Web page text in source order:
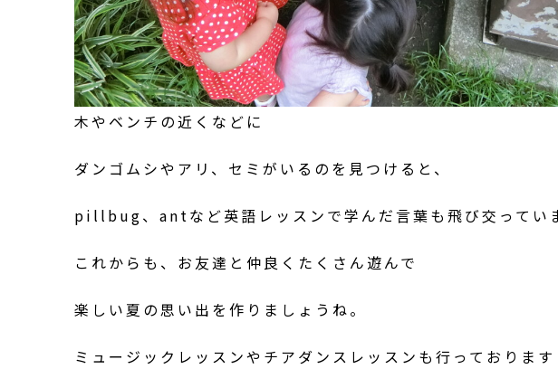
木やベンチの近くなどに
ダンゴムシやアリ、セミがいるのを見つけると、
pillbug、antなど英語レッスンで学んだ言葉も飛び交ってい
これからも、お友達と仲良くたくさん遊んで
楽しい夏の思い出を作りましょうね。
ミュージックレッスンやチアダンスレッスンも行っておりま